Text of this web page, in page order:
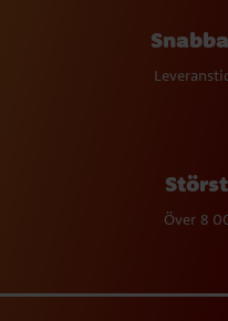
Över 8